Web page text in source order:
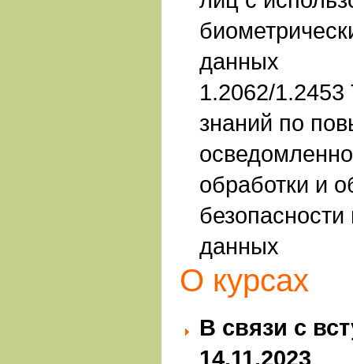
данных
1.2062/1.2453
знаний по
обработки и
данных
О курсах
В связи с
14.11.2023